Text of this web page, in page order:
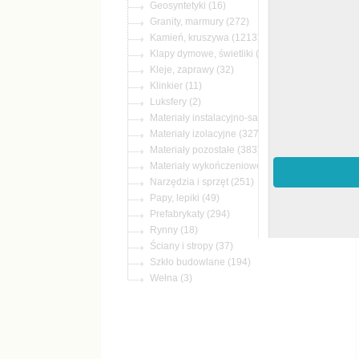
(16)
(272)
(1213)
(3)
(32)
(11)
(2)
(327)
(383)
(251)
(49)
(294)
(18)
(37)
(194)
(3)